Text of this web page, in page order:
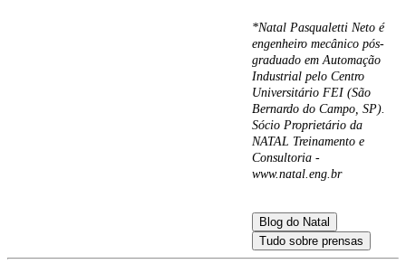
*Natal Pasqualetti Neto é
engenheiro mecânico pós-
graduado em Automação
Industrial pelo Centro
Universitário FEI (São
Bernardo do Campo, SP).
Sócio Proprietário da
NATAL Treinamento e
Consultoria -
www.natal.eng.br
Blog do Natal
Tudo sobre prensas